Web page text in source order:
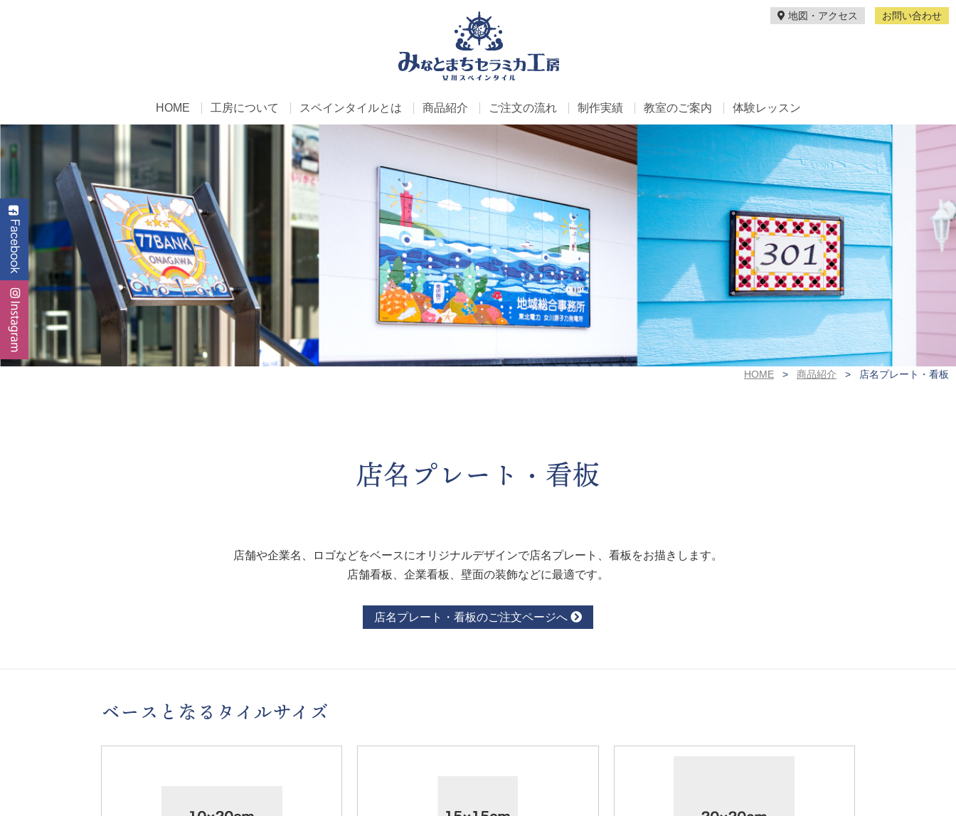
地図・アクセス お問い合わせ
HOME 工房について スペインタイルとは 商品紹介 ご注文の流れ 制作実績 教室のご案内 体験レッスン
HOME 商品紹介 店名プレート・看板
店名プレート・看板
店舗や企業名、ロゴなどをベースにオリジナルデザインで店名プレート、看板をお描きします。
店舗看板、企業看板、壁面の装飾などに最適です。
店名プレート・看板のご注文ページへ
ベースとなるタイルサイズ